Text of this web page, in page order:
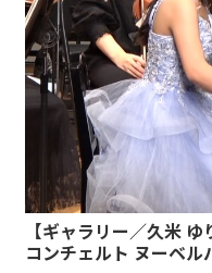
【ギャラリー／久米
コンチェルト ヌーベ